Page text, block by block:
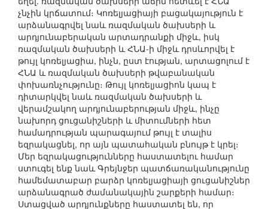
չնչին կրճատում։ Կոռելյացիայի բացակայություն է
արձանագրվել նաև ռազմական ծախսերի և
արդյունաբերական արտադրանքի միջև, իսկ
ռազմական ծախսերի և ՀՆԱ-ի միջև դրսևորվել է
թույլ կոռելյացիա, ինչն, ըստ էության, արտացոլում է
ՀՆԱ և ռազմական ծախսերի թվաբանական
փոխառնչությունը։ Թույլ կոռելյացիոն կապ է
դիտարկվել նաև ռազմական ծախսերի և
վերամշակող արդյունաբերության միջև, ինչը
նախորդ ցուցանիշների և միտումների հետ
համադրության պարագայում թույլ է տալիս
եզրակացնել, որ այն պատահական բնույթ է կրել։
Մեր եզրակացությունները հաստատելու համար
ստուգել ենք նաև Գրեյնջեր պատճառականությունը
համեմատաբար բարձր կոռելյացիայի ցուցանիշներ
արձանագրած ժամանակային շարքերի համար։
Ստացված արդյունքները հաստատել են, որ